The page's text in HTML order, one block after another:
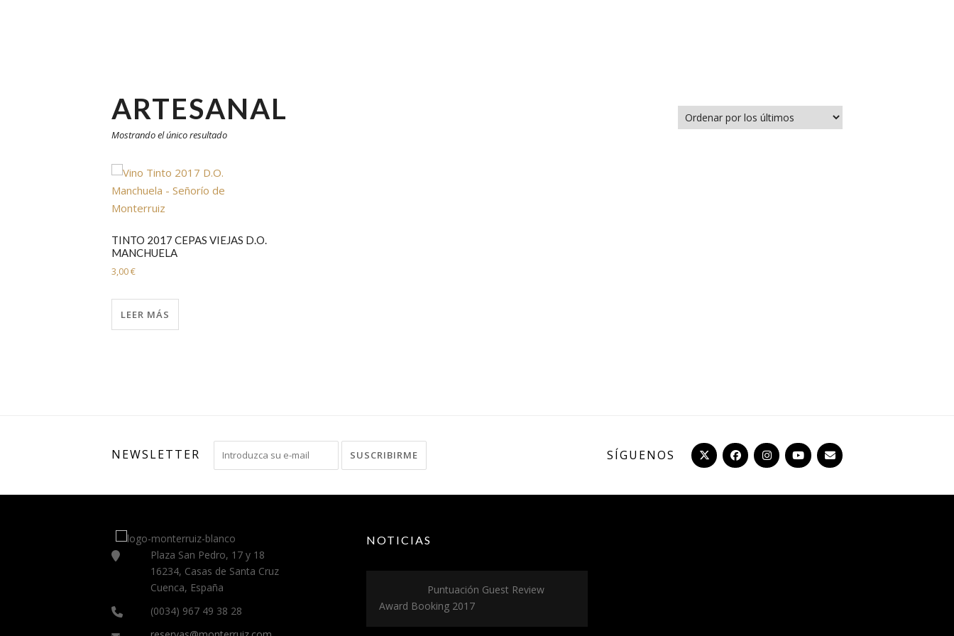
ARTESANAL
Mostrando el único resultado
TINTO 2017 CEPAS VIEJAS D.O.
MANCHUELA
3,00€
LEER MÁS
NEWSLETTER SÍGUENOS
Plaza San Pedro, 17 y 18
16234, Casas de Santa Cruz
Cuenca, España
(0034) 967 49 38 28
NOTICIAS
Puntuación Guest Review
Award Booking 2017